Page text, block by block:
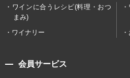
ワインに合うレシピ(料理・おつ
まみ)
ワイナリー
会員サービス